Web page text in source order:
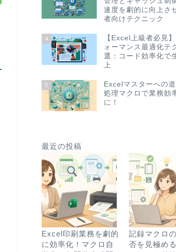
速度を劇的に向上さ
者向けテクニック
4
【Excel上級者必見
ォーマンス最適化テ
選：コード効率化で
上
5
Excelマスターへの
処理マクロで業務効
に！
最近の投稿
Excel印刷業務を劇的
に効率化！マクロ自
記録マクロ
否を見極め